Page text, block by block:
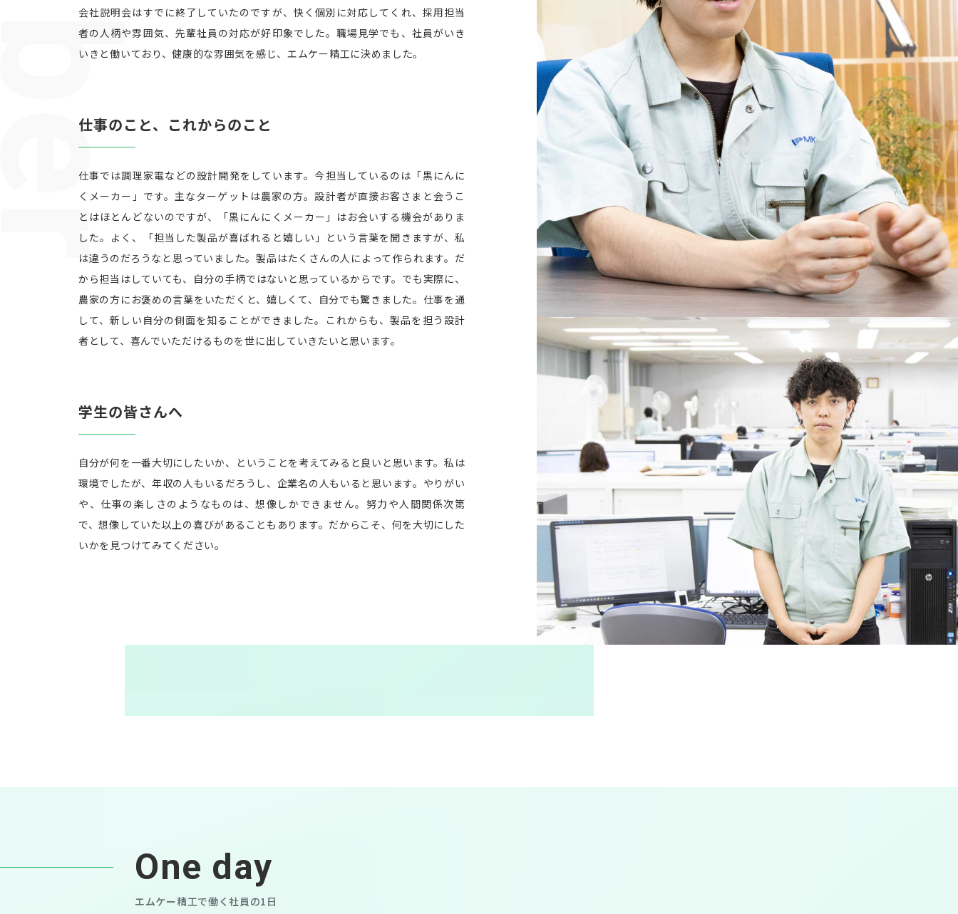
会社説明会はすでに終了していたのですが、快く個別に対応してくれ、採用担当
者の人柄や雰囲気、先輩社員の対応が好印象でした。職場見学でも、社員がいき
いきと働いており、健康的な雰囲気を感じ、エムケー精工に決めました。
仕事のこと、これからのこと
仕事では調理家電などの設計開発をしています。今担当しているのは「黒にんに
くメーカー」です。主なターゲットは農家の方。設計者が直接お客さまと会うこ
とはほとんどないのですが、「黒にんにくメーカー」はお会いする機会がありま
した。よく、「担当した製品が喜ばれると嬉しい」という言葉を聞きますが、私
は違うのだろうなと思っていました。製品はたくさんの人によって作られます。だ
から担当はしていても、自分の手柄ではないと思っているからです。でも実際に、
農家の方にお褒めの言葉をいただくと、嬉しくて、自分でも驚きました。仕事を通
して、新しい自分の側面を知ることができました。これからも、製品を担う設計
者として、喜んでいただけるものを世に出していきたいと思います。
学生の皆さんへ
自分が何を一番大切にしたいか、ということを考えてみると良いと思います。私は
環境でしたが、年収の人もいるだろうし、企業名の人もいると思います。やりがい
や、仕事の楽しさのようなものは、想像しかできません。努力や人間関係次第
で、想像していた以上の喜びがあることもあります。だからこそ、何を大切にした
いかを見つけてみてください。
One day
エムケー精工で働く社員の1日